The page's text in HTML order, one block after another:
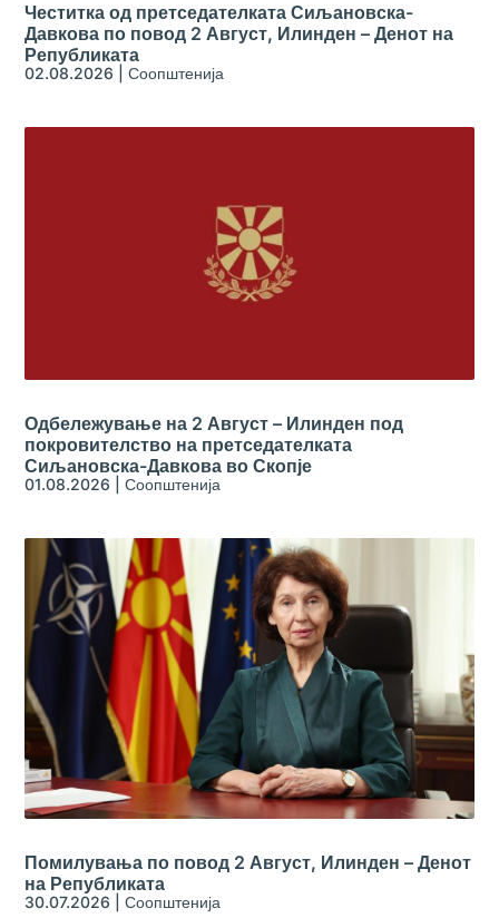
Честитка од претседателката Сиљановска-
Давкова по повод 2 Август, Илинден – Денот на
Републиката
02.08.2026 |Соопштенија
Одбележување на 2 Август – Илинден под
покровителство на претседателката
Сиљановска-Давкова во Скопје
01.08.2026 |Соопштенија
Помилувања по повод 2 Август, Илинден – Денот
на Републиката
30.07.2026 |Соопштенија